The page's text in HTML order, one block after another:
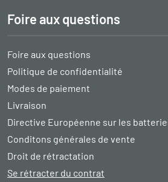
Foire aux questions
Foire aux questions
Politique de confidentialité
Modes de paiement
Livraison
Directive Européenne sur les
Conditons générales de vente
Droit de rétractation
Se rétracter du contrat